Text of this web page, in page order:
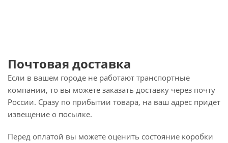
Почтовая доставка
Если в вашем городе не работают транспортные
компании, то вы можете заказать доставку через почту
России. Сразу по прибытии товара, на ваш адрес придет
извещение о посылке.
Перед оплатой вы можете оценить состояние коробки